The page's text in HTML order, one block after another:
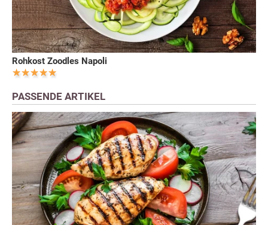
Rohkost Zoodles Napoli
PASSENDE ARTIKEL